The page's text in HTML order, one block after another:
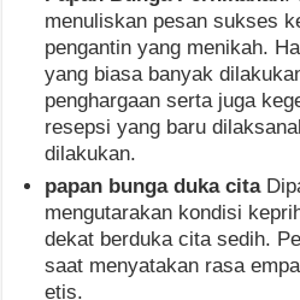
menuliskan pesan sukses
pengantin yang menikah.
yang biasa banyak
penghargaan serta juga
resepsi yang baru
dilakukan.
papan bunga duka cita
mengutarakan kondisi
dekat berduka cita sedih.
saat menyatakan rasa
etis.